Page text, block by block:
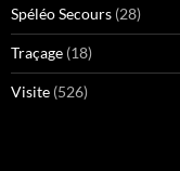
Spéléo Secours (28)
Traçage (18)
Visite (526)